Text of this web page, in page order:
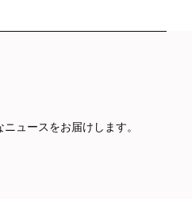
ュースをお届けします。